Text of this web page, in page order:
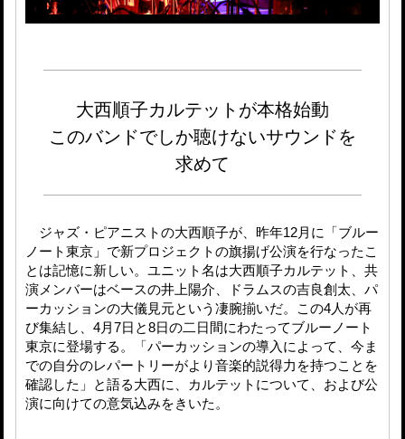
大西順子カルテットが本格始動
このバンドでしか聴けないサウンドを
求めて
ジャズ・ピアニストの大西順子が、昨年12月に「ブルー
ノート東京」で新プロジェクトの旗揚げ公演を行なったこ
とは記憶に新しい。ユニット名は大西順子カルテット、共
演メンバーはベースの井上陽介、ドラムスの吉良創太、パ
ーカッションの大儀見元という凄腕揃いだ。この4人が再
び集結し、4月7日と8日の二日間にわたってブルーノート
東京に登場する。「パーカッションの導入によって、今ま
での自分のレパートリーがより音楽的説得力を持つことを
確認した」と語る大西に、カルテットについて、および公
演に向けての意気込みをきいた。